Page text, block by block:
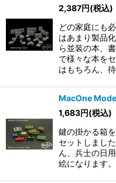
2,387円(税込)
どの家庭にも
はあまり製品
ら並装の本、
で様々な本を
はもちろん、
MacOne
1,683円(税込)
鍵の掛かる箱
セットしまし
ん、兵士の日
絵になります。